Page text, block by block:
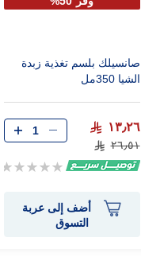
صانسيلك بلسم تغذية زبدة
الشيا 350مل
١٣٫٢٦
٢٦٫٥١
Rating:
أضف إلى عربة
التسوق